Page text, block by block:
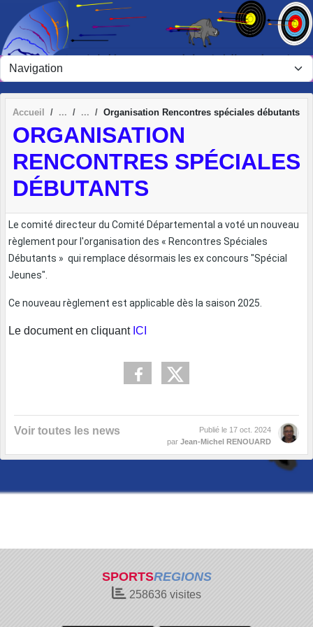
Accueil Organisation Rencontres spéciales débutants
ORGANISATION
RENCONTRES SPÉCIALES
DÉBUTANTS
Le comité directeur du Comité Départemental a voté un nouveau
règlement pour l'organisation des « Rencontres Spéciales
Débutants » qui remplace désormais les ex concours "Spécial
Jeunes".
Ce nouveau règlement est applicable dès la saison 2025.
Le document en cliquant ICI
Voir toutes les news Publié le 17 oct. 2024
par Jean-Michel RENOUARD
SPORTSREGIONS
258636 visites
Panneau de gestion des cookies